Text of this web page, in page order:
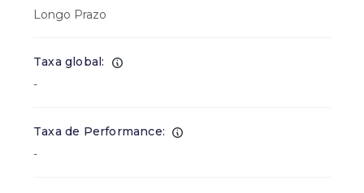
Longo Prazo
Taxa global:
-
Taxa de Performance:
-